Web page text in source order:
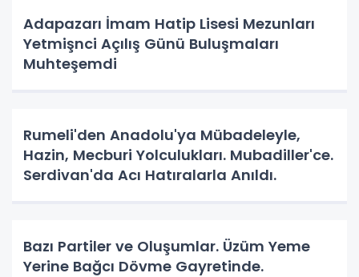
Adapazarı İmam Hatip Lisesi Mezunları
Yetmişnci Açılış Günü Buluşmaları
Muhteşemdi
Rumeli'den Anadolu'ya Mübadeleyle,
Hazin, Mecburi Yolculukları. Mubadiller'ce.
Serdivan'da Acı Hatıralarla Anıldı.
Bazı Partiler ve Oluşumlar. Üzüm Yeme
Yerine Bağcı Dövme Gayretinde.